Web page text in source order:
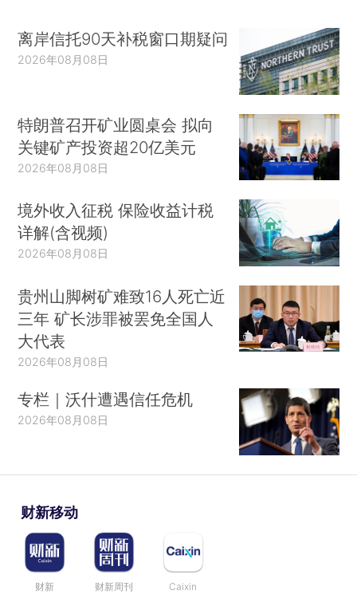
离岸信托90天补税窗口期疑问
2026年08月08日
特朗普召开矿业圆桌会 拟向
关键矿产投资超20亿美元
2026年08月08日
境外收入征税 保险收益计税
详解(含视频)
2026年08月08日
贵州山脚树矿难致16人死亡近
三年 矿长涉罪被罢免全国人
大代表
2026年08月08日
专栏｜沃什遭遇信任危机
2026年08月08日
财新移动
财新 财新周刊 Caixin